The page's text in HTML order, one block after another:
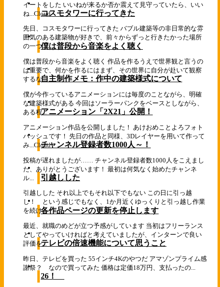
イートをした いいねが来るか否か震えて見守っていたら、いい
ね... Cloud
コスモタワーに行ってきた
先日、コスモタワーに行ってきた バブル建築等の非日常的な雰
囲気のある建築物が好きで、前々からずっと行きたかった場所
の一つ...僕は普段から音楽をよく聴く
僕は普段から音楽をよく聴く 作品を作るうえで世界観と言うの
は重要で、何かを作るにはまず、その世界に自分が赴いて観察
するな...自主制作メモ：作中の建築様式について
僕が今作っているアニメーションには毎度のことながら、明確
な建築様式がある 今回はソーラーパンクをベースとしながら、
ある程...アニメーション「2X21」公開！
アニメーション作品を公開しました！ あけおめことよろフォト
バッシュです！ 先日の作品と同様、3Dレイヤーを用いて作って
み... Cloud
チャンネル登録者数1000人～！
投稿が遅れましたが…… チャンネル登録者数1000人をこえまし
た、ありがとうございます！ 最初は何気なく始めたチャンネ
ル...
引越しした
引越しした それ以上でもそれ以下でもない この日に引っ越
し！ という感じでもなく、1か月近くゆっくりと引っ越し作業
を続け...各作品ページの更新を停止します
最近、就職のめどが立つ予感がしています 当初はフリーランス
としてやっていければと考えていましたが、インターンで良い
評価を...テレビの倍速機能について思うこと
昨日、テレビを買った 55インチ4Kのやつだ アマゾンプライム感
謝祭？ なので買ってみた 価格は定価18万円、支払ったの...
26！